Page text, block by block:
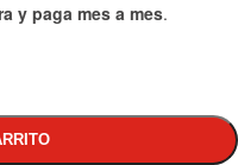
y paga mes a mes.